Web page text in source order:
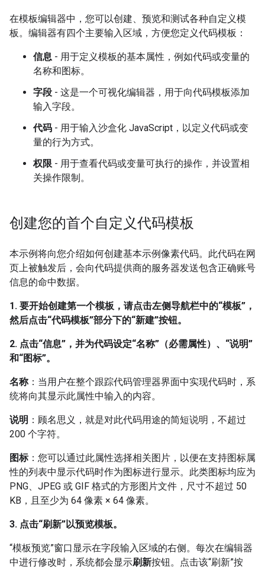
在模板编辑器中，您可以创建、预览和测试各种自定义模
板。编辑器有四个主要输入区域，方便您定义代码模板：
信息 - 用于定义模板的基本属性，例如代码或变量的
名称和图标。
字段 - 这是一个可视化编辑器，用于向代码模板添加
输入字段。
代码 - 用于输入沙盒化 JavaScript，以定义代码或变
量的行为方式。
权限 - 用于查看代码或变量可执行的操作，并设置相
关操作限制。
创建您的首个自定义代码模板
本示例将向您介绍如何创建基本示例像素代码。此代码在网
页上被触发后，会向代码提供商的服务器发送包含正确账号
信息的命中数据。
1. 要开始创建第一个模板，请点击左侧导航栏中的“模板”，
然后点击“代码模板”部分下的“新建”按钮。
2. 点击“信息”，并为代码设定“名称”（必需属性）、“说明”
和“图标”。
名称：当用户在整个跟踪代码管理器界面中实现代码时，系
统将向其显示此属性中输入的内容。
说明 ：顾名思义，就是对此代码用途的简短说明，不超过
200 个字符。
图标：您可以通过此属性选择相关图片，以便在支持图标属
性的列表中显示代码时作为图标进行显示。此类图标均应为
PNG、JPEG 或 GIF 格式的方形图片文件，尺寸不超过 50
KB，且至少为 64 像素 × 64 像素。
3. 点击“刷新”以预览模板。
“模板预览”窗口显示在字段输入区域的右侧。 每次在编辑器
中进行修改时，系统都会显示刷新按钮。点击该“刷新”按